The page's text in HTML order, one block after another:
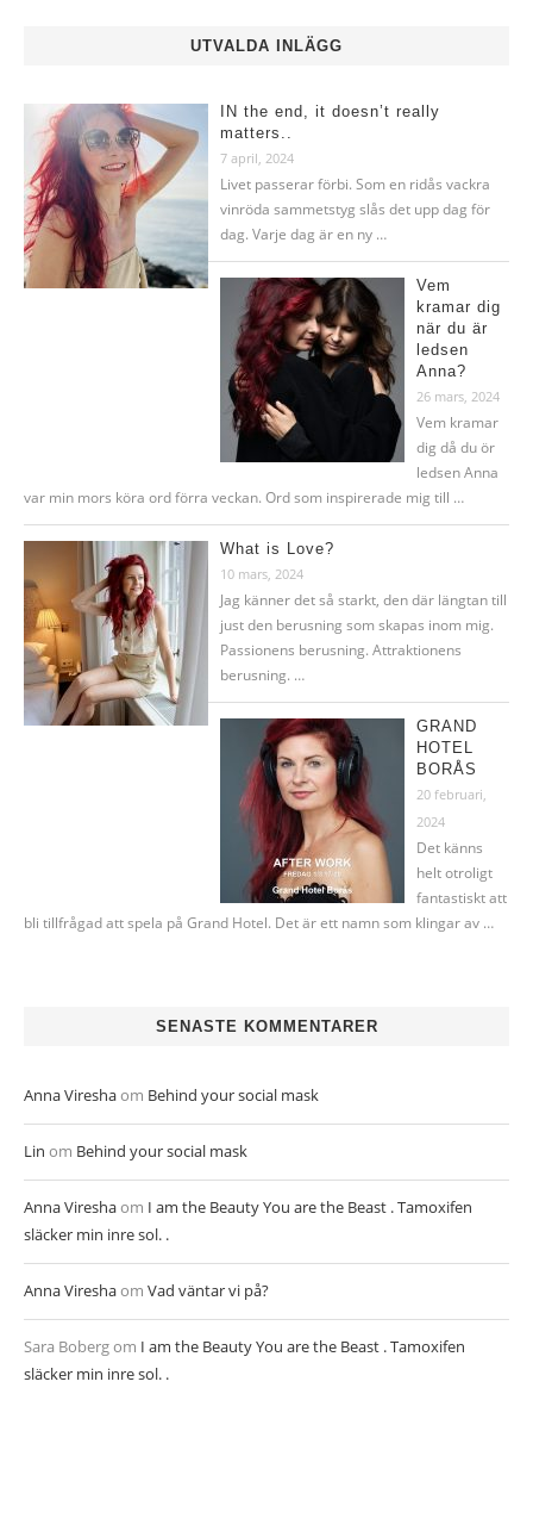
UTVALDA INLÄGG
IN the end, it doesn’t really
matters..
7 april, 2024
Livet passerar förbi. Som en ridås vackra
vinröda sammetstyg slås det upp dag för
dag. Varje dag är en ny …
Vem
kramar dig
när du är
ledsen
Anna?
26 mars, 2024
Vem kramar
dig då du ör
ledsen Anna
var min mors köra ord förra veckan. Ord som inspirerade mig till …
What is Love?
10 mars, 2024
Jag känner det så starkt, den där längtan till
just den berusning som skapas inom mig.
Passionens berusning. Attraktionens
berusning. …
GRAND
HOTEL
BORÅS
20 februari,
2024
Det känns
helt otroligt
fantastiskt att
bli tillfrågad att spela på Grand Hotel. Det är ett namn som klingar av …
SENASTE KOMMENTARER
Anna Vireshaom Behind your social mask
Lin om Behind your social mask
Anna Vireshaom I am the Beauty You are the Beast . Tamoxifen
släcker min inre sol. .
Anna Vireshaom Vad väntar vi på?
Sara Bobergom I am the Beauty You are the Beast . Tamoxifen
släcker min inre sol. .